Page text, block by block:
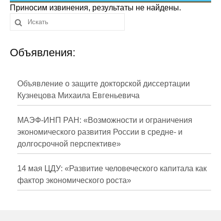
Сотрудники
Отчетность
Противодействие коррупции
Публикации
Научная жизнь
Издания
Проблемы прогнозирования
О журнале
Приносим извинения, результаты не найдены.
Объявления:
Объявление о защите докторской диссертации
Кузнецова Михаила Евгеньевича
МАЭФ-ИНП РАН: «Возможности и ограничения
экономического развития России в средне- и
долгосрочной перспективе»
14 мая ЦДУ: «Развитие человеческого капитала как
фактор экономического роста»